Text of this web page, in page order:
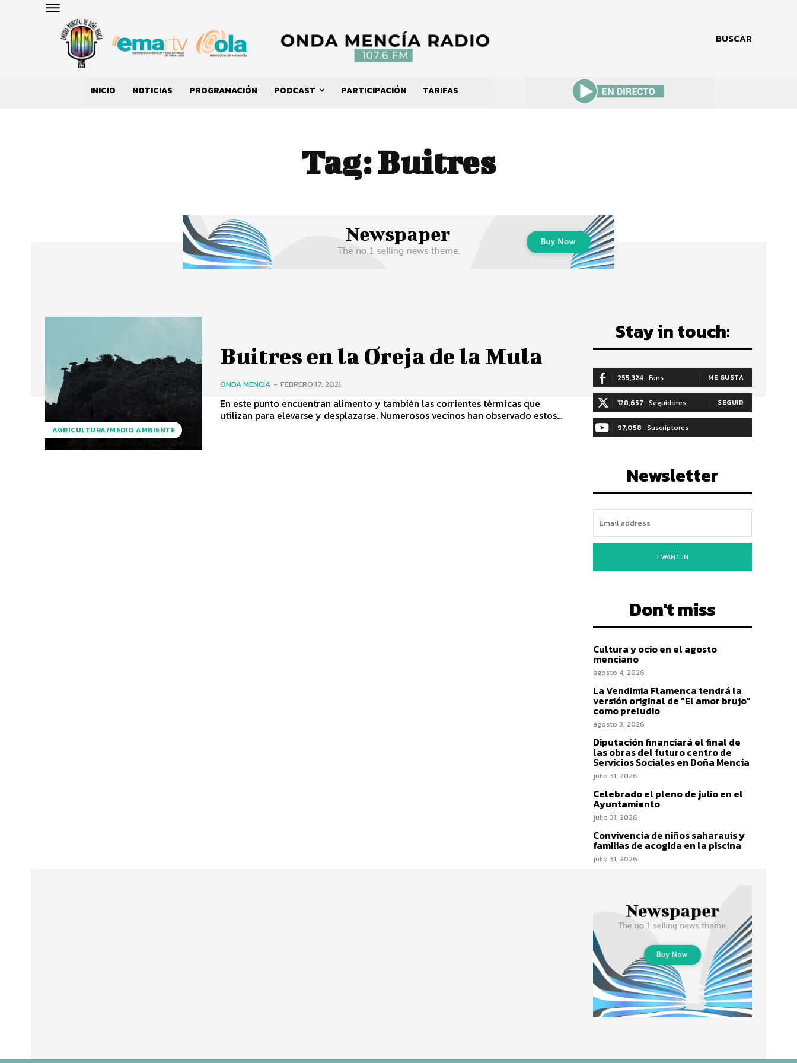
BUSCAR
INICIO NOTICIAS PROGRAMACIÓN PODCAST PARTICIPACIÓN TARIFAS
Tag:Buitres
AGRICULTURA/MEDIO AMBIENTE
Buitres en la Oreja de la Mula
ONDA MENCÍA - FEBRERO 17, 2021
En este punto encuentran alimento y también las corrientes térmicas que
utilizan para elevarse y desplazarse. Numerosos vecinos han observado estos...
Stay in touch:
255,324 Fans ME GUSTA
128,657 Seguidores SEGUIR
97,058 Suscriptores
Newsletter
I WANT IN
Don't miss
Cultura y ocio en el agosto
menciano
agosto 4, 2026
La Vendimia Flamenca tendrá la
versión original de “El amor brujo”
como preludio
agosto 3, 2026
Diputación financiará el final de
las obras del futuro centro de
Servicios Sociales en Doña Mencía
julio 31, 2026
Celebrado el pleno de julio en el
Ayuntamiento
julio 31, 2026
Convivencia de niños saharauis y
familias de acogida en la piscina
julio 31, 2026